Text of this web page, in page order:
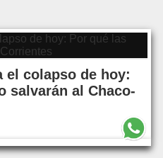
el colapso de hoy:
salvarán al Chaco-